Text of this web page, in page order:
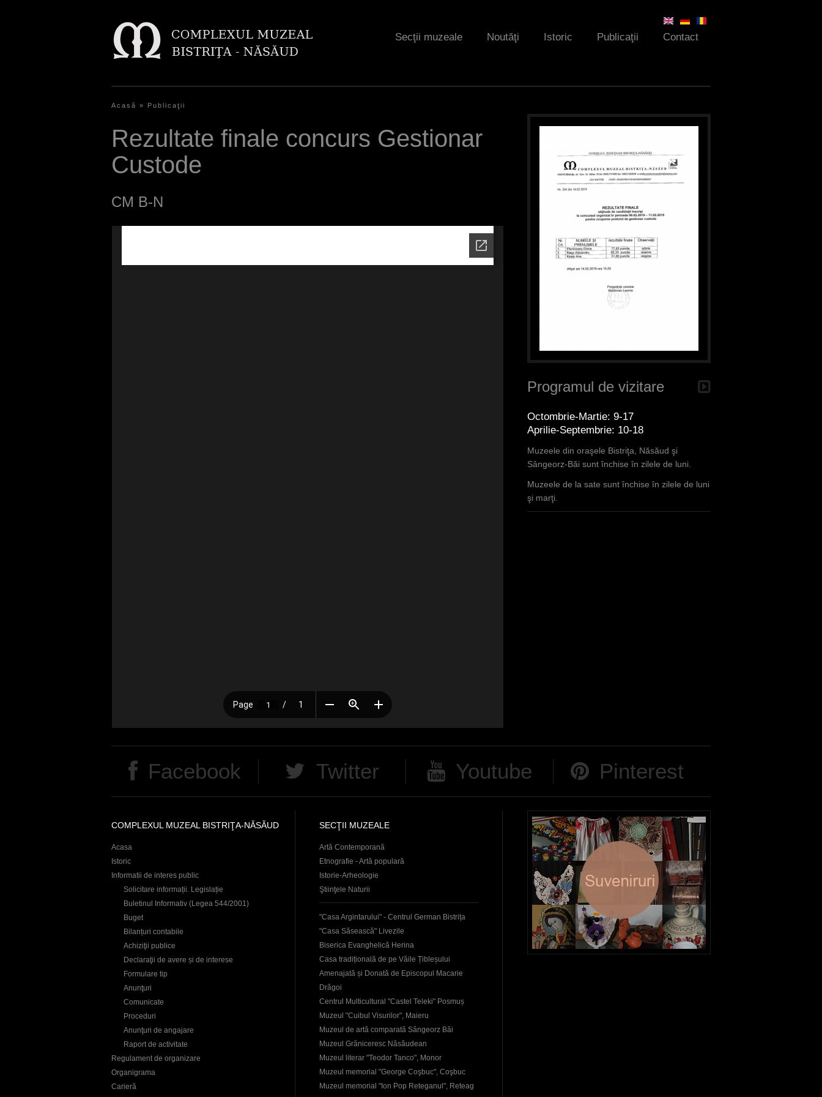
Secţii muzeale Noutăţi Istoric Publicaţii Contact
E
ş
t
i
i
Acasă » Publicaţii
Rezultate finale concurs Gestionar
Custode
CM B-N
Programul de vizitare
Octombrie-Martie: 9-17
Aprilie-Septembrie: 10-18
Muzeele din oraşele Bistriţa, Năsăud şi
Sângeorz-Băi sunt închise în zilele de luni.
Muzeele de la sate sunt închise în zilele de luni
şi marţi.
Facebook Twitter Youtube Pinterest
COMPLEXUL MUZEAL BISTRIŢA-NĂSĂUD
Acasa
Istoric
Informatii de interes public
Solicitare informații. Legislație
Buletinul Informativ (Legea 544/2001)
Buget
Bilanțuri contabile
Achiziţii publice
Declaraţii de avere și de interese
Formulare tip
Anunţuri
Comunicate
Proceduri
Anunţuri de angajare
Raport de activitate
Regulament de organizare
Organigrama
Carieră
SECŢII MUZEALE
Artă Contemporană
Etnografie - Artă populară
Istorie-Arheologie
Ştiinţele Naturii
"Casa Argintarului" - Centrul German Bistrița
"Casa Săsească" Livezile
Biserica Evanghelică Herina
Casa tradițională de pe Văile Țibleșului
Amenajată și Donată de Episcopul Macarie
Drăgoi
Centrul Multicultural "Castel Teleki" Posmuș
Muzeul "Cuibul Visurilor", Maieru
Muzeul de artă comparată Sângeorz Băi
Muzeul Grăniceresc Năsăudean
Muzeul literar "Teodor Tanco", Monor
Muzeul memorial "George Coşbuc", Coşbuc
Muzeul memorial "Ion Pop Reteganul", Reteag